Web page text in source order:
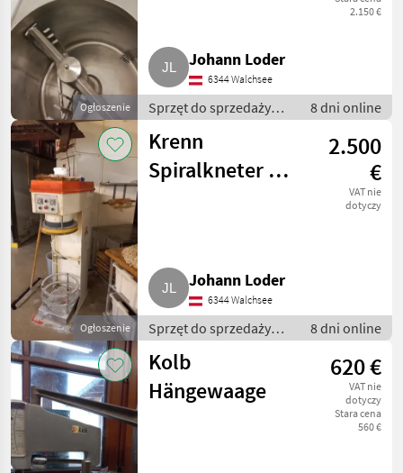
Ogłoszenie
2.150 €
Johann Loder
6344 Walchsee
Sprzęt do sprzedaży
pośredniej / Inny sprzęt
do sprzedaży
pośredniej
8 dni online
Ogłoszenie
Krenn
Spiralkneter mit
2.500
€
VAT nie
dotyczy
Johann Loder
6344 Walchsee
Sprzęt do sprzedaży
pośredniej / Inny sprzęt
do sprzedaży
pośredniej
8 dni online
Kolb
Hängewaage
620 €
VAT nie
dotyczy
Stara cena
560 €